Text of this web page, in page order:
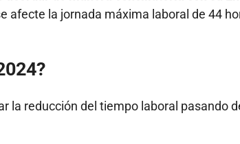
afecte la jornada máxima laboral de 44
la reducción del tiempo laboral pasando